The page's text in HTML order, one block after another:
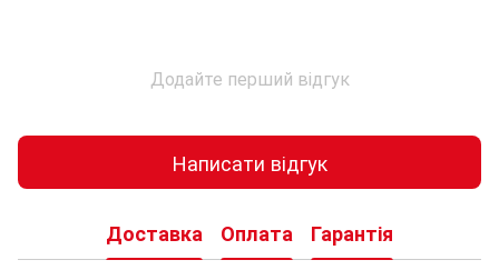
Додайте перший відгук
Написати відгук
Доставка Оплата Гарантія